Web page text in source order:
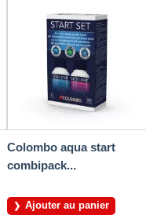
Colombo aqua start
combipack...
Ajouter au panier